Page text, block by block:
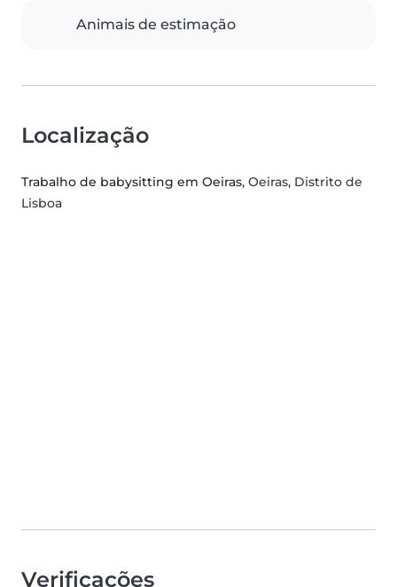
Animais de estimação
Localização
Trabalho de babysitting em Oeiras, Oeiras, Distrito de
Lisboa
Verificações